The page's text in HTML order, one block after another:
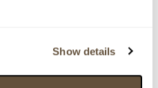
Show details
4288
7493